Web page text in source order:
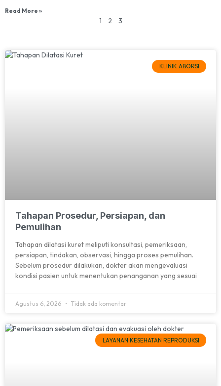
Read More »
1 2 3
KLINIK ABORSI
Tahapan Prosedur, Persiapan, dan
Pemulihan
Tahapan dilatasi kuret meliputi konsultasi, pemeriksaan,
persiapan, tindakan, observasi, hingga proses pemulihan.
Sebelum prosedur dilakukan, dokter akan mengevaluasi
kondisi pasien untuk menentukan penanganan yang sesuai
Agustus 6, 2026 Tidak ada komentar
LAYANAN KESEHATAN REPRODUKSI